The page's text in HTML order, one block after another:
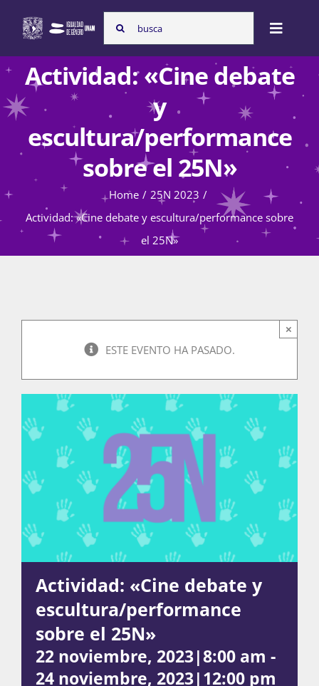
content
Search
for:
Toggle
Inicio
Nosotras
Programas
Atención de la violencia de género
La Boletina
Blog
Recursos
Súmate
Publicaciones
Actividad: «Cine debate
y
escultura/performance
sobre el 25N»
Home
25N 2023
Actividad: «Cine debate y escultura/performance sobre
el 25N»
ESTE EVENTO HA PASADO.
×
Actividad: «Cine debate y
escultura/performance
sobre el 25N»
22 noviembre, 2023|8:00 am -
24 noviembre, 2023|12:00 pm